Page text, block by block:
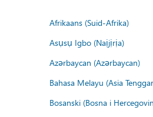
Afrikaans (Suid-Afrika)
Asụsụ Igbo (Naịjịrịa)
Azərbaycan (Azərbaycan)
Bahasa Melayu (Asia
Bosanski (Bosna i